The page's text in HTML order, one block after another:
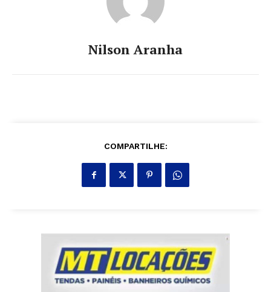
Nilson Aranha
COMPARTILHE: